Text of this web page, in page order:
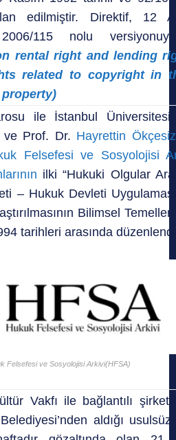
edilmiştir. Direktif, 12
115 nolu
rental right and lending
related to copyright in
ile İstanbul Üniversitesi
ve Prof. Dr. Hayrettin Ökçesiz
Felsefesi ve Sosyolojisi
ilki “Hukuki Olgular
– Hukuk Devleti
Bilimsel
tarihleri arasında
Felsefesi ve Sosyolojisi Arkivi(HFSA)
Vakfı ile bağlantılı
aldığı